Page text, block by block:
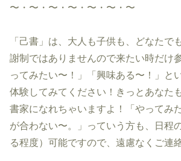
〜・〜・〜・〜・〜・〜・〜
「己書」は、大人も子供も、どなたで
謝制ではありませんので来たい時だけ
ってみたい〜！」「興味ある〜！」と
体験してみてください！きっとあなた
書家になれちゃいますよ！「やってみ
が合わない〜。」っていう方も、日程
る程度）可能ですので、遠慮なくご連